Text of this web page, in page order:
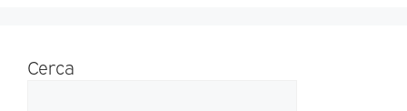
Cerca